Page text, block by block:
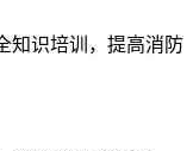
知识培训，提高消防